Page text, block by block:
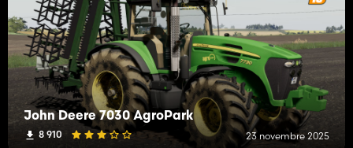
John Deere 7030 AgroPark
8 910 23 novembre 2025